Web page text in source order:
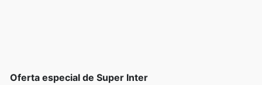
Oferta especial de Super Inter